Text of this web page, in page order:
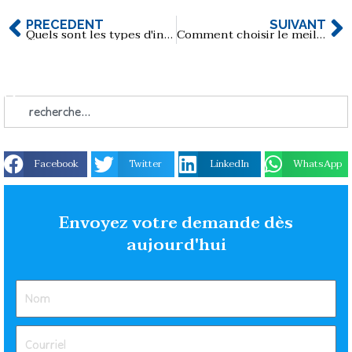
PRÉCÉDENT Quels sont les types d'interfaces des clés USB ? SUIVANT
Comment choisir le meilleur fabricant de clés USB en bois chinois？
Facebook Twitter LinkedIn WhatsApp
Envoyez votre demande dès
aujourd'hui